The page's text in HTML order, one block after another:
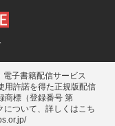
子書籍配信サービス
用許諾を得た正規版配信
商標（登録番号 第
ついて、詳しくはこち